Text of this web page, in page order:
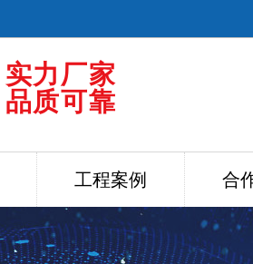
实力厂家
品质可靠
工程案例 合